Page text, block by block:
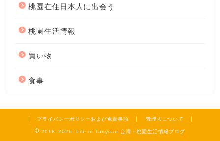
桃園在住日本人に出会う
桃園生活情報
買い物
食事
プライバシーポリシーおよび免責事項 管理人について
2018–2026 Life in Taoyuan 台湾・桃園生活情報ブログ